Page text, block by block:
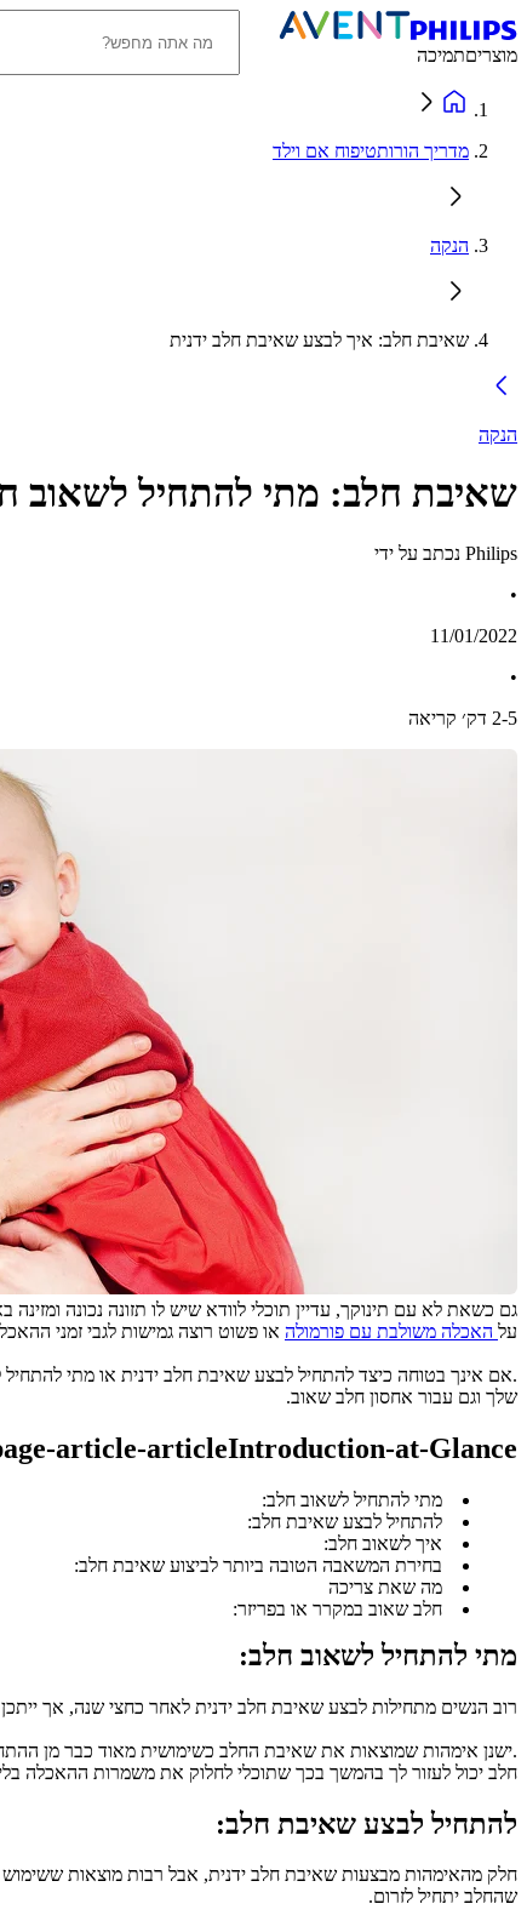
מוצריםתמיכה
מדריך הורותטיפוח אם וילד
הנקה
שאיבת חלב: איך לבצע שאיבת חלב ידנית
הנקה
שאיבת חלב: מתי להתחיל לשאוב
Philips נכתב על ידי
•
11/01/2022
•
2-5 דק׳ קריאה
על האכלה משולבת עם פורמולה או פשוט רוצה גמישות לגבי זמני
שלך וגם עבור אחסון חלב שאוב.
article-articleIntroduction-at-Glance
מתי להתחיל לשאוב חלב:
להתחיל לבצע שאיבת חלב:
איך לשאוב חלב:
בחירת המשאבה הטובה ביותר לביצוע שאיבת חלב:
מה שאת צריכה
חלב שאוב במקרר או בפריזר:
מתי להתחיל לשאוב חלב:
רוב הנשים מתחילות לבצע שאיבת חלב ידנית לאחר כחצי שנה, אך
חלב יכול לעזור לך בהמשך בכך שתוכלי לחלוק את משמרות ההאכלה
להתחיל לבצע שאיבת חלב:
שהחלב יתחיל לזרום.